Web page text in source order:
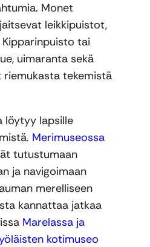
Monet
leikkipuistot,
tai
uimaranta sekä
tekemistä
löytyy lapsille
Merimuseossa
tutustumaan
ja navigoimaan
merelliseen
kannattaa jatkaa
Marelassa ja
kotimuseo